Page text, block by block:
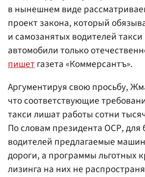
в нынешнем виде
проект закона, который
и самозанятых водителей
автомобили только
пишетгазета «Коммерсантъ».
Аргументируя свою просьбу,
что соответствующие
такси лишат работы сотни
По словам президента ОСР, для
водителей предлагаемые
дороги, а программы льготных
лизинга на них не